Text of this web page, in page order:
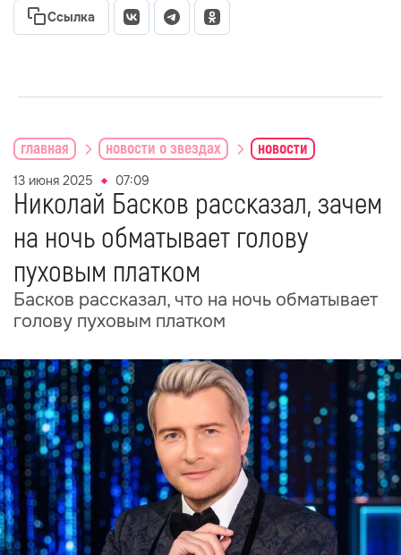
Ссылка
главная новости о звездах новости
13 июня 2025 07:09
Николай Басков рассказал, зачем
на ночь обматывает голову
пуховым платком
Басков рассказал, что на ночь обматывает
голову пуховым платком